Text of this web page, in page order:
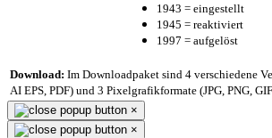
1943 = eingestellt
1945 = reaktiviert
1997 = aufgelöst
Download: Im Downloadpaket sind 4 verschiedene
AI EPS, PDF) und 3 Pixelgrafikformate (JPG, PNG,
×
×